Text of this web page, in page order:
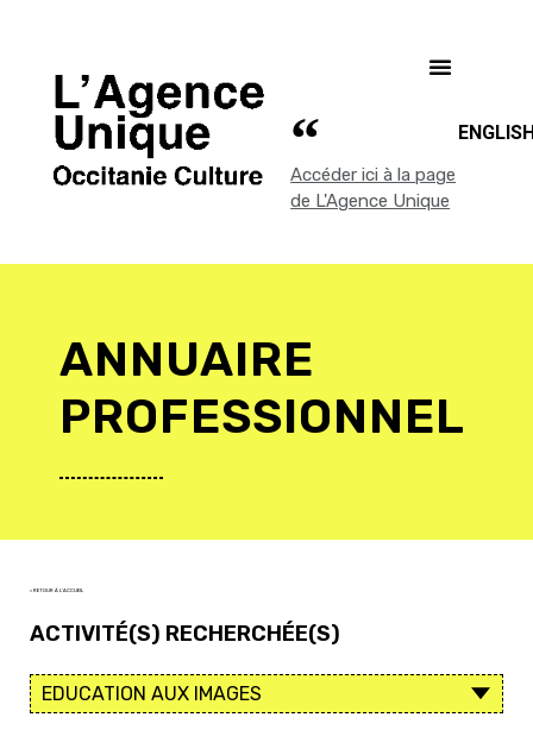
Accéder ici à la page
de L'Agence Unique
ANNUAIRE
PROFESSIONNEL
< RETOUR À L'ACCUEIL
ACTIVITÉ(S) RECHERCHÉE(S)